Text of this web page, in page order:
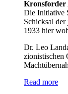
Kronsforder
Die Initiative
Schicksal
1933 hier
Dr. Leo
zionistischen
Read more